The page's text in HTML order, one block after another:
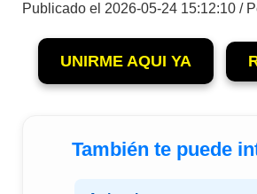
Publicado el 2026-05-24 15:12:10 /
UNIRME AQUI YA
También te puede